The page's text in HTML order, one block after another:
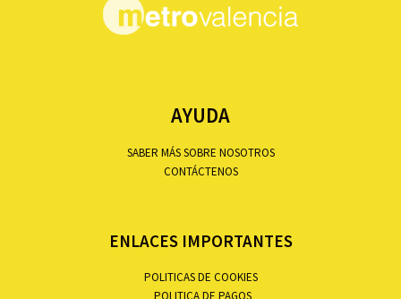
AYUDA
SABER MÁS SOBRE NOSOTROS
CONTÁCTENOS
ENLACES IMPORTANTES
POLITICAS DE COOKIES
POLITICA DE PAGOS